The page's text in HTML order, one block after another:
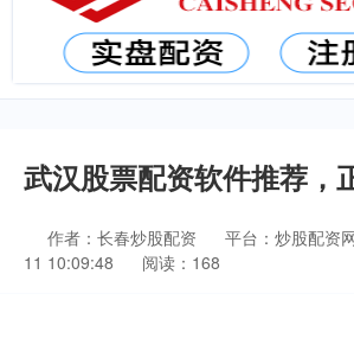
武汉股票配资软件推荐，
作者：长春炒股配资 平台：炒股配资
11 10:09:48
阅读：168